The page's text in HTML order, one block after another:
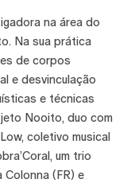
na área do
Na sua prática
de corpos
e desvinculação
e técnicas
Nooito, duo com
coletivo musical
um trio
(FR) e